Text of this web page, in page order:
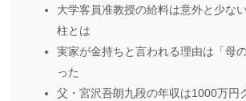
大学客員准教授の給料は意外と少な
柱とは
実家が金持ちと言われる理由は「母
った
父・宮沢吾朗九段の年収は1000万円